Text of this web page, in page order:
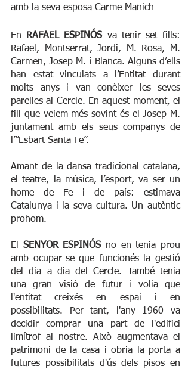
amb la seva esposa Carme Manich
En RAFAEL ESPINÓS va tenir set fills:
Rafael, Montserrat, Jordi, M. Rosa, M.
Carmen, Josep M. i Blanca. Alguns d’ells
han estat vinculats a l’Entitat durant
molts anys i van conèixer les seves
parelles al Cercle. En aquest moment, el
fill que veiem més sovint és el Josep M.
juntament amb els seus companys de
l’”Esbart Santa Fe”.
Amant de la dansa tradicional catalana,
el teatre, la música, l’esport, va ser un
home de Fe i de país: estimava
Catalunya i la seva cultura. Un autèntic
prohom.
El SENYOR ESPINÓS no en tenia prou
amb ocupar-se que funcionés la gestió
del dia a dia del Cercle. També tenia
una gran visió de futur i volia que
l'entitat creixés en espai i en
possibilitats. Per tant, l'any 1960 va
decidir comprar una part de l'edifici
limítrof al nostre. Això augmentava el
patrimoni de la casa i obria la porta a
futures possibilitats d'ús dels pisos en